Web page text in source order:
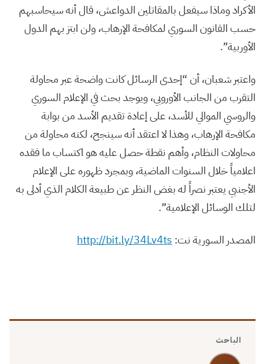
الأكراد وماذا سيفعل بالمقاتلين الدواعش، قال أنه سيحاسبهم
حسب القانون السوري لمكافحة الإرهاب، ولن ابتز بهم الدول
الأوربية”.
واعتبر شعبان، أن “إحدى الرسائل كانت واضحة عبر محاولة
التقرب من الجانب الأوروبي، ويوجد بحث في الإعلام السوري
والروسي الموالي للأسد، على إعادة تقديم الأسد من بوابة
مكافحة الإرهاب، وهذا لا اعتقد أنه سينجح، لكنه محاولة من
محاولات النظام، وأهم نقطة حصل عليه هو اكتساب ما فقده
اعلامياً خلال السنوات الماضية، وبمجرد ظهوره على الإعلام
الأجنبي يعتبر نصراً له بغض النظر عن طبيعة الكلام الذي أدلى به
لتلك الوسائل الإعلامية”.
المصدر السورية نت: http://bit.ly/34Lv4ts
الباحث